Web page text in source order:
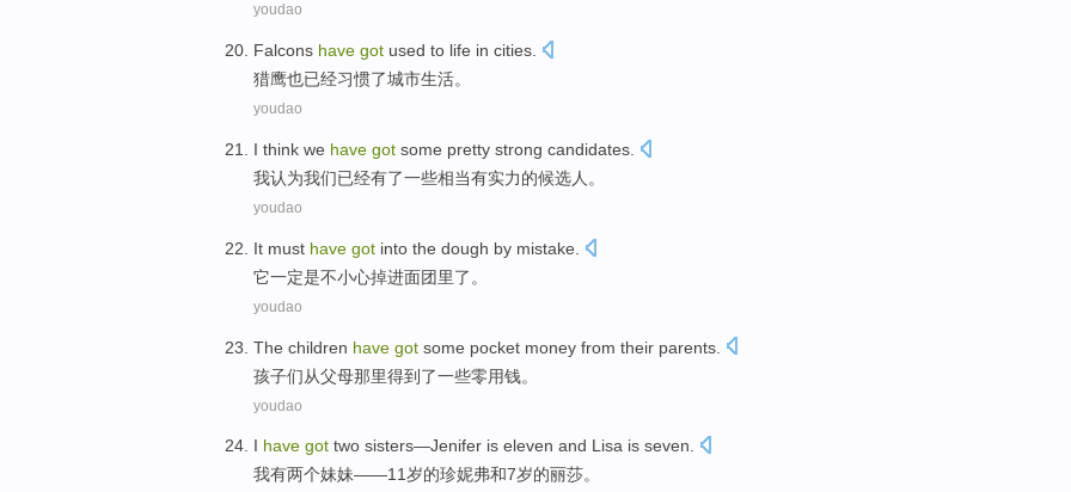
youdao
Falcons have got used to life in cities.
猎鹰也已经习惯了城市生活。
youdao
I think we have got some pretty strong candidates.
我认为我们已经有了一些相当有实力的候选人。
youdao
It must have got into the dough by mistake.
它一定是不小心掉进面团里了。
youdao
The children have got some pocket money from their parents.
孩子们从父母那里得到了一些零用钱。
youdao
I have got two sisters—Jenifer is eleven and Lisa is seven.
我有两个妹妹——11岁的珍妮弗和7岁的丽莎。